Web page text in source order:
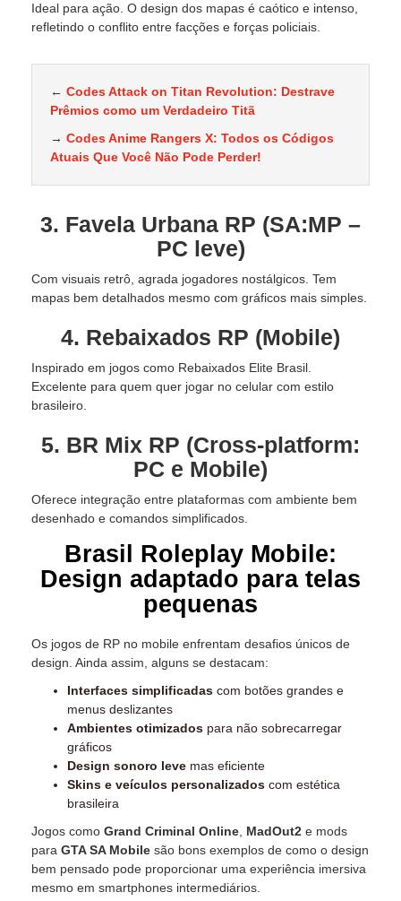
Ideal para ação. O design dos mapas é caótico e intenso,
refletindo o conflito entre facções e forças policiais.
← Codes Attack on Titan Revolution: Destrave
Prêmios como um Verdadeiro Titã
→ Codes Anime Rangers X: Todos os Códigos
Atuais Que Você Não Pode Perder!
3. Favela Urbana RP (SA:MP –
PC leve)
Com visuais retrô, agrada jogadores nostálgicos. Tem
mapas bem detalhados mesmo com gráficos mais simples.
4. Rebaixados RP (Mobile)
Inspirado em jogos como Rebaixados Elite Brasil.
Excelente para quem quer jogar no celular com estilo
brasileiro.
5. BR Mix RP (Cross-platform:
PC e Mobile)
Oferece integração entre plataformas com ambiente bem
desenhado e comandos simplificados.
Brasil Roleplay Mobile:
Design adaptado para telas
pequenas
Os jogos de RP no mobile enfrentam desafios únicos de
design. Ainda assim, alguns se destacam:
Interfaces simplificadas com botões grandes e
menus deslizantes
Ambientes otimizados para não sobrecarregar
gráficos
Design sonoro leve mas eficiente
Skins e veículos personalizados com estética
brasileira
Jogos como Grand Criminal Online MadOut2 e mods
para GTA SA Mobile são bons exemplos de como o design
bem pensado pode proporcionar uma experiência imersiva
mesmo em smartphones intermediários.